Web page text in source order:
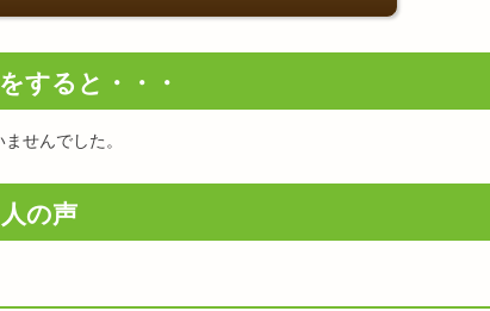
すると・・・
せんでした。
の声